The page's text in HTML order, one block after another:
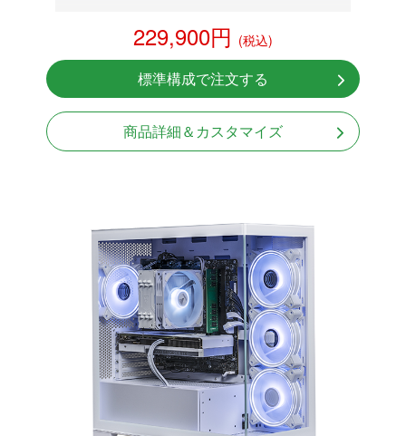
NVMeSSD 1TB
Windows11 Home 64bit
229,900円 (税込)
標準構成で注文する
商品詳細＆カスタマイズ